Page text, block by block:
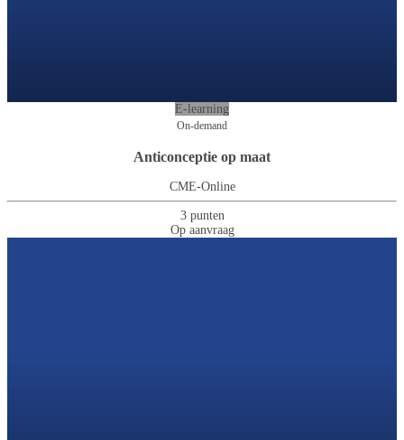
E-learning
On-demand
Anticonceptie op maat
CME-Online
3 punten
Op aanvraag